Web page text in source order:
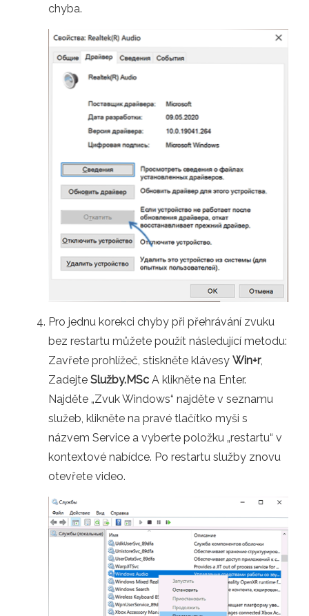
chyba.
Pro jednu korekci chyby při přehrávání zvuku
bez restartu můžete použít následující metodu:
Zavřete prohlížeč, stiskněte klávesy Win+r,
Zadejte Služby.MSc A klikněte na Enter.
Najděte „Zvuk Windows“ najděte v seznamu
služeb, klikněte na pravé tlačítko myši s
názvem Service a vyberte položku „restartu“ v
kontextové nabídce. Po restartu služby znovu
otevřete video.